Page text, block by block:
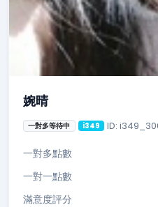
婉晴
一對多等待中 i349 ID:
一對多點數
一對一點數
滿意度評分